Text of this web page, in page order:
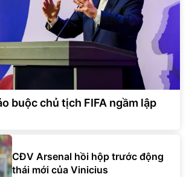
buộc chủ tịch FIFA ngầm lập
CĐV Arsenal hồi hộp trước động
thái mới của Vinicius